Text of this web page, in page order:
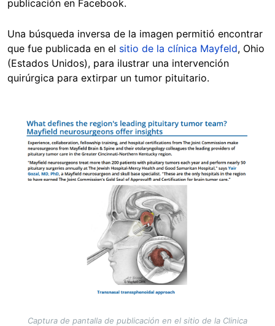
publicación en Facebook.
Una búsqueda inversa de la imagen permitió encontrar
que fue publicada en el sitio de la clínica Mayfeld, Ohio
(Estados Unidos), para ilustrar una intervención
quirúrgica para extirpar un tumor pituitario.
Image
Captura de pantalla de publicación en el sitio de la Clinica